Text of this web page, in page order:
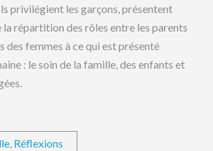
privilégient les garçons, présentent
répartition des rôles entre les parents
des femmes à ce qui est présenté
: le soin de la famille, des enfants et
, Réflexions